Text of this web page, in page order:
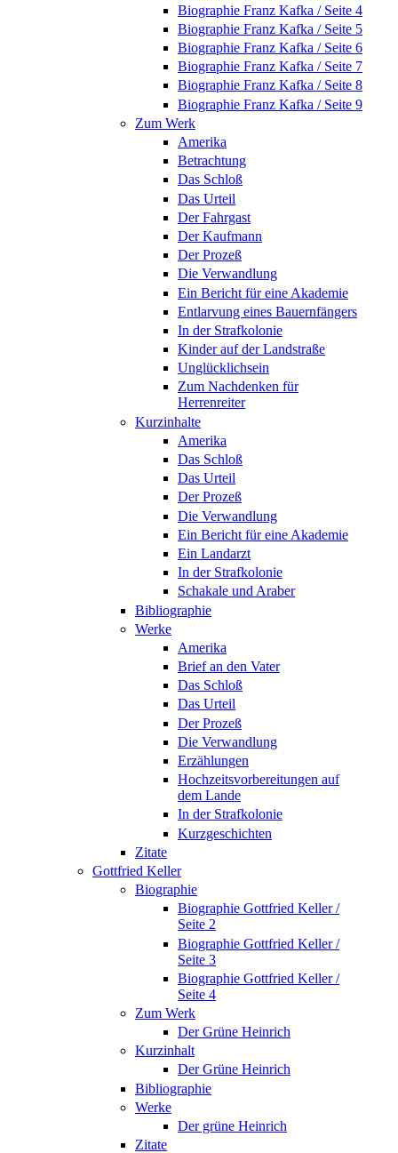
Biographie Franz Kafka / Seite 4
Biographie Franz Kafka / Seite 5
Biographie Franz Kafka / Seite 6
Biographie Franz Kafka / Seite 7
Biographie Franz Kafka / Seite 8
Biographie Franz Kafka / Seite 9
Zum Werk
Amerika
Betrachtung
Das Schloß
Das Urteil
Der Fahrgast
Der Kaufmann
Der Prozeß
Die Verwandlung
Ein Bericht für eine Akademie
Entlarvung eines Bauernfängers
In der Strafkolonie
Kinder auf der Landstraße
Unglücklichsein
Zum Nachdenken für
Herrenreiter
Kurzinhalte
Amerika
Das Schloß
Das Urteil
Der Prozeß
Die Verwandlung
Ein Bericht für eine Akademie
Ein Landarzt
In der Strafkolonie
Schakale und Araber
Bibliographie
Werke
Amerika
Brief an den Vater
Das Schloß
Das Urteil
Der Prozeß
Die Verwandlung
Erzählungen
Hochzeitsvorbereitungen auf
dem Lande
In der Strafkolonie
Kurzgeschichten
Zitate
Gottfried Keller
Biographie
Biographie Gottfried Keller /
Seite 2
Biographie Gottfried Keller /
Seite 3
Biographie Gottfried Keller /
Seite 4
Zum Werk
Der Grüne Heinrich
Kurzinhalt
Der Grüne Heinrich
Bibliographie
Werke
Der grüne Heinrich
Zitate